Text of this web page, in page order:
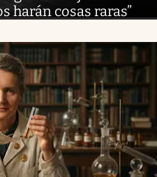
harán cosas raras”